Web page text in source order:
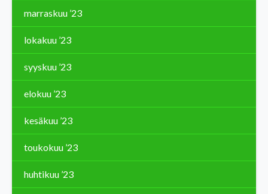
marraskuu ’23
lokakuu ’23
syyskuu ’23
elokuu ’23
kesäkuu ’23
toukokuu ’23
huhtikuu ’23